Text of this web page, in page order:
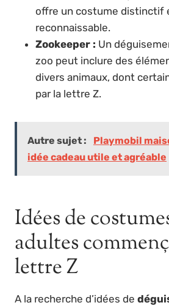
offre un costume distinctif
reconnaissable.
Zookeeper : Un
zoo peut inclure des
divers animaux, dont
par la lettre Z.
Autre sujet :
Playmobil
idée cadeau utile et agréable
Idées de
adultes
lettre Z
A la recherche d’idées de